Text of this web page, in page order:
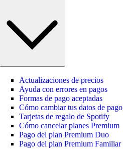
Actualizaciones de precios
Ayuda con errores en pagos
Formas de pago aceptadas
Cómo cambiar tus datos de pago
Tarjetas de regalo de Spotify
Cómo cancelar planes Premium
Pago del plan Premium Duo
Pago del plan Premium Familiar